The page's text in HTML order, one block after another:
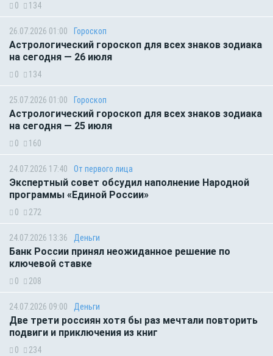
0 134
26.07.2026 01:00 Гороскоп
Астрологический гороскоп для всех знаков зодиака
на сегодня — 26 июля
0 134
25.07.2026 01:00 Гороскоп
Астрологический гороскоп для всех знаков зодиака
на сегодня — 25 июля
0 160
24.07.2026 17:40 От первого лица
Экспертный совет обсудил наполнение Народной
программы «Единой России»
0 272
24.07.2026 13:36 Деньги
Банк России принял неожиданное решение по
ключевой ставке
0 208
24.07.2026 09:00 Деньги
Две трети россиян хотя бы раз мечтали повторить
подвиги и приключения из книг
0 234